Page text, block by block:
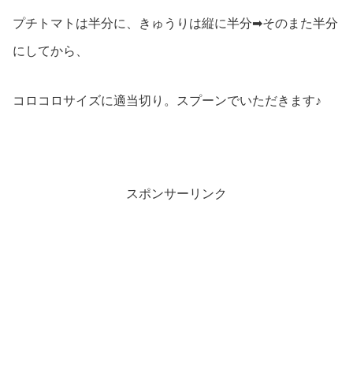
プチトマトは半分に、きゅうりは縦に半分➡︎そのまた半分
にしてから、
コロコロサイズに適当切り。スプーンでいただきます♪
スポンサーリンク